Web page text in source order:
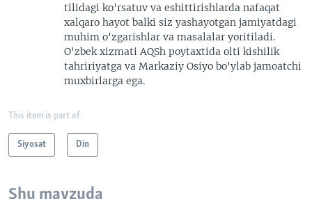
tilidagi ko'rsatuv va eshittirishlarda nafaqat
xalqaro hayot balki siz yashayotgan jamiyatdagi
muhim o'zgarishlar va masalalar yoritiladi.
O'zbek xizmati AQSh poytaxtida olti kishilik
tahririyatga va Markaziy Osiyo bo'ylab jamoatchi
muxbirlarga ega.
This item is part of
Siyosat Din
Shu mavzuda